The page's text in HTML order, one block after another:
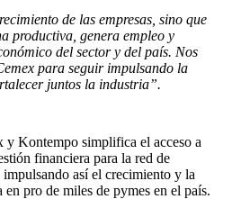
de las empresas, sino que
productiva, genera empleo y
del sector y del país. Nos
para seguir impulsando la
juntos la industria”.
y Kontempo simplifica el acceso a
financiera para la red de
así el crecimiento y la
pro de miles de pymes en el país.